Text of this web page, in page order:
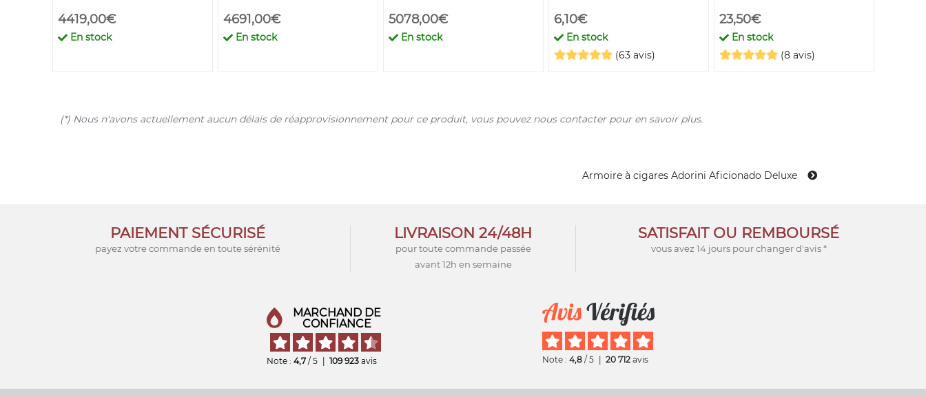
4419,00€
En stock
4691,00€
En stock
5078,00€
En stock
6,10€
En stock
(63 avis)
23,50€
En stock
(8 avis)
(*) Nous n'avons actuellement aucun délais de réapprovisionnement pour ce produit, vous pouvez nous contacter pour en savoir plus.
Armoire à cigares Adorini Aficionado Deluxe
PAIEMENT SÉCURISÉ
payez votre commande en toute sérénité
LIVRAISON 24/48H
pour toute commande passée
avant 12h en semaine
SATISFAIT OU REMBOURSÉ
vous avez 14 jours pour changer d'avis *
MARCHAND DE
CONFIANCE
Note : 4,7 / 5 | 109 923 avis Note : 4,8 / 5 20 712 avis